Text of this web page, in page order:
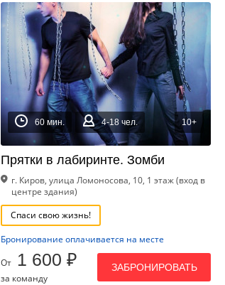
60 мин. 4-18 чел. 10+
Прятки в лабиринте. Зомби
г. Киров, улица Ломоносова, 10, 1 этаж (вход в
центре здания)
Спаси свою жизнь!
Бронирование оплачивается на месте
От 1 600 ₽
за команду
ЗАБРОНИРОВАТЬ